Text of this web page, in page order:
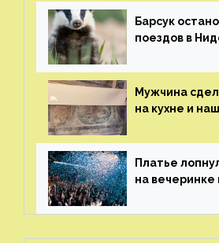
Барсук
поездов в
Мужчина
на кухне и
Платье
на вечеринке